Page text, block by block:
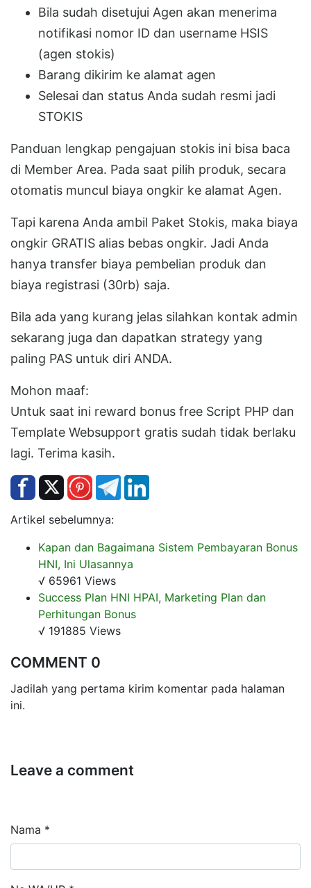
Bila sudah disetujui Agen akan menerima
notifikasi nomor ID dan username HSIS
(agen stokis)
Barang dikirim ke alamat agen
Selesai dan status Anda sudah resmi jadi
STOKIS
Panduan lengkap pengajuan stokis ini bisa baca
di Member Area. Pada saat pilih produk, secara
otomatis muncul biaya ongkir ke alamat Agen.
Tapi karena Anda ambil Paket Stokis, maka biaya
ongkir GRATIS alias bebas ongkir. Jadi Anda
hanya transfer biaya pembelian produk dan
biaya registrasi (30rb) saja.
Bila ada yang kurang jelas silahkan kontak admin
sekarang juga dan dapatkan strategy yang
paling PAS untuk diri ANDA.
Mohon maaf:
Untuk saat ini reward bonus free Script PHP dan
Template Websupport gratis sudah tidak berlaku
lagi. Terima kasih.
Artikel sebelumnya:
Kapan dan Bagaimana Sistem Pembayaran Bonus
HNI, Ini Ulasannya
√ 65961 Views
Success Plan HNI HPAI, Marketing Plan dan
Perhitungan Bonus
√ 191885 Views
COMMENT 0
Jadilah yang pertama kirim komentar pada halaman
ini.
Leave a comment
Nama *